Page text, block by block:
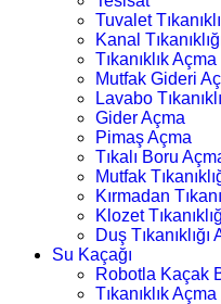
Tuvalet
Kanal
Tıkanıklık Açma
Mutfak Gideri
Lavabo
Gider Açma
Pimaş Açma
Tıkalı Boru
Mutfak
Kırmadan
Klozet
Duş Tıkanıklığı
Su Kaçağı
Robotla Kaçak
Tıkanıklık Açma